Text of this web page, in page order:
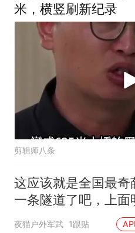
米，横竖刷新纪录
剪辑师八条
这应该就是全国最奇
一条隧道了吧，上面
没有山
夜猫户外军武 1跟贴